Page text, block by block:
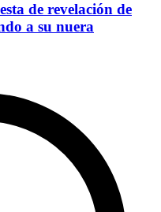
de revelación de
a su nuera